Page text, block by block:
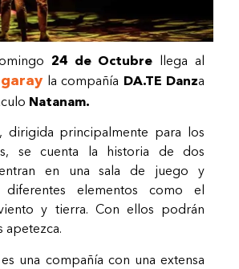
24 de Octubre llega al
la compañía DA.TE Danza
Natanam.
dirigida principalmente para los
se cuenta la historia de dos
en una sala de juego y
elementos como el
y tierra. Con ellos podrán
apetezca.
una compañía con una extensa